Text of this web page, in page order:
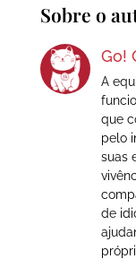
Sobre o
Go!
A
que
pelo
suas
de